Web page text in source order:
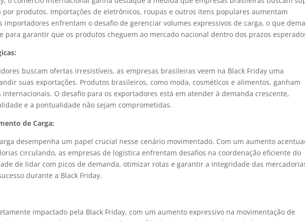
por produtos. Importações de eletrônicos, roupas e outros itens populares aumentam
importadores enfrentam o desafio de gerenciar volumes expressivos de carga, o que
para garantir que os produtos cheguem ao mercado nacional dentro dos prazos
buscam ofertas irresistíveis, as empresas brasileiras veem na Black Friday uma
suas exportações. Produtos brasileiros, como moda, cosméticos e alimentos, ganham
internacionais. O desafio para os exportadores está em atender à demanda crescente,
e a pontualidade não sejam comprometidas.
de Carga:
desempenha um papel crucial nesse cenário movimentado. Com um aumento
circulando, as empresas de logística enfrentam desafios na coordenação eficiente do
de lidar com picos de demanda, otimizar rotas e garantir a integridade das
durante a Black Friday.
impactado pela Black Friday, com um aumento expressivo na movimentação de